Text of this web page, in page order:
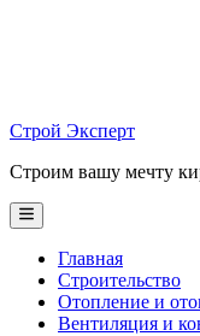
Строй Эксперт
Строим вашу мечту
Main
Menu
Главная
Строительство
Отопление и
Вентиляция и